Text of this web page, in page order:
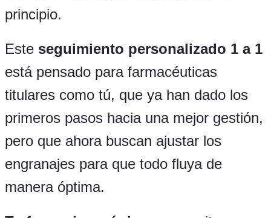
principio.
Este seguimiento personalizado 1 a 1
está pensado para farmacéuticas
titulares como tú, que ya han dado los
primeros pasos hacia una mejor gestión,
pero que ahora buscan ajustar los
engranajes para que todo fluya de
manera óptima.